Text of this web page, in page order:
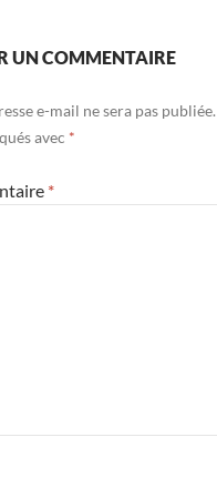
UN COMMENTAIRE
e-mail ne sera pas publiée.
avec *
*